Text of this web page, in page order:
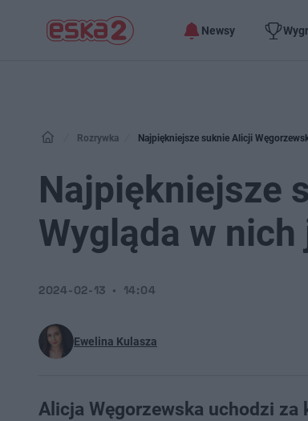
Newsy
Rozrywka Najpiękniejsze suknie Alicji
Najpiękniejsze
Wygląda w
Ewelina Kulasza
2024-02-13 14:04
Alicja Węgorzewska uchodzi